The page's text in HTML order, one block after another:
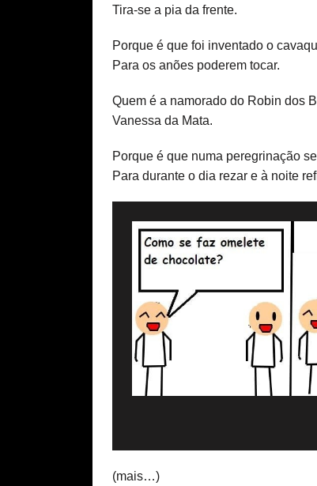
Tira-se a pia da frente.
Porque é que foi inventado o
Para os anões poderem tocar.
Quem é a namorado do Robin dos
Vanessa da Mata.
Porque é que numa peregrinação
Para durante o dia rezar e à noite
(mais…)